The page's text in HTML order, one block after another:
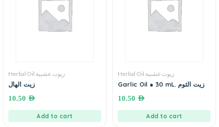
Herbal Oil زيوت عشبية
زيت الهال
10.50 AED
Add to cart
Herbal Oil زيوت عشبية
Garlic Oil ● 30 mL. زيت الثوم
10.50 AED
Add to cart